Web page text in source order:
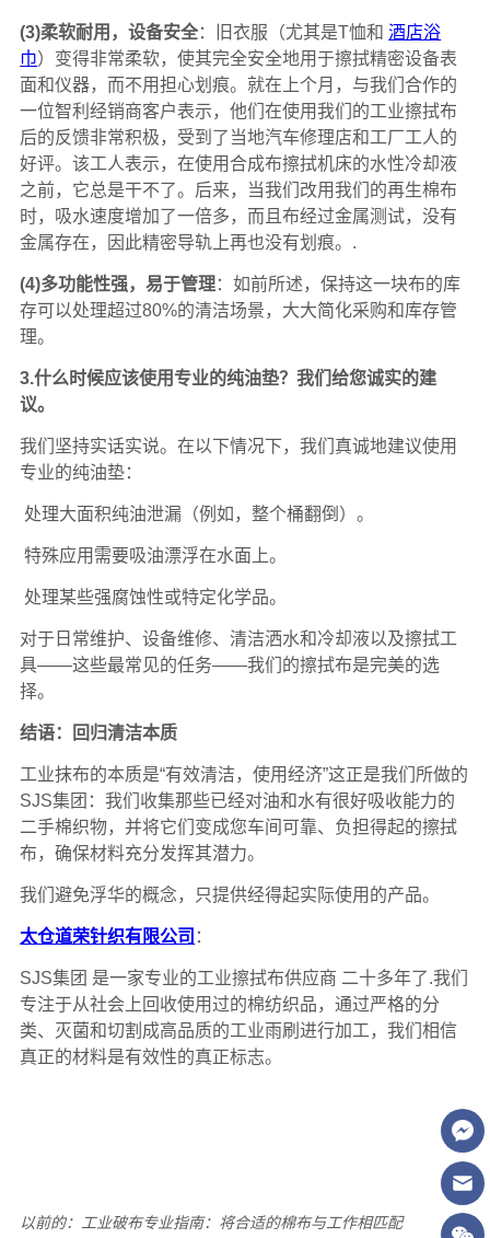
以前的： 工业破布专业指南：将合适的棉布与工作相匹配